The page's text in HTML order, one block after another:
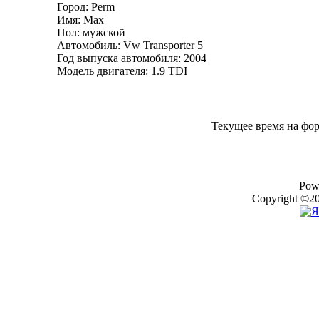
Город: Perm
Имя: Max
Пол: мужской
Автомобиль: Vw Transporter 5
Год выпуска автомобиля: 2004
Модель двигателя: 1.9 TDI
Текущее время на
Copyright